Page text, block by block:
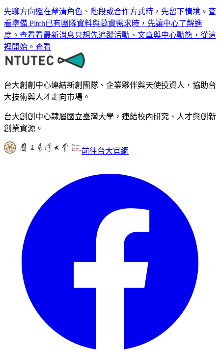
先聊方向還在釐清角色、階段或合作方式時，先留下情境。 查
看準備 Pitch已有團隊資料與募資需求時，先讓中心了解進
度。 查看看最新消息只想先追蹤活動、文章與中心動態，從這
裡開始。 查看
台大創創中心連結新創團隊、企業夥伴與天使投資人，協助台
大技術與人才走向市場。
台大創創中心隸屬國立臺灣大學，連結校內研究、人才與創新
創業資源。
前往台大官網